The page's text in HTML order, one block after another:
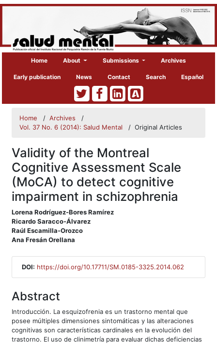
Home About Submissions Archives
Early publication News Contact Search Español
Home / Archives
/
Vol. 37 No. 6 (2014): Salud Mental
/ Original Articles
Validity of the Montreal
Cognitive Assessment Scale
(MoCA) to detect cognitive
impairment in schizophrenia
Lorena Rodríguez-Bores Ramírez
Ricardo Saracco-Álvarez
Raúl Escamilla-Orozco
Ana Fresán Orellana
DOI: https://doi.org/10.17711/SM.0185-3325.2014.062
Abstract
Introducción. La esquizofrenia es un trastorno mental que
posee múltiples dimensiones sintomáticas y las alteraciones
cognitivas son características cardinales en la evolución del
trastorno. El uso de clinimetría para evaluar dichas deficiencias